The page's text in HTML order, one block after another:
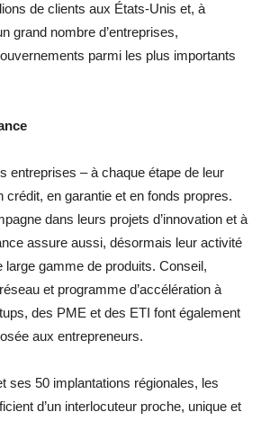
de clients aux États-Unis et, à
grand nombre d’entreprises,
parmi les plus importants
entreprises – à chaque étape de leur
crédit, en garantie et en fonds propres.
dans leurs projets d’innovation et à
assure aussi, désormais leur activité
large gamme de produits. Conseil,
et programme d’accélération à
des PME et des ETI font également
aux entrepreneurs.
ses 50 implantations régionales, les
d’un interlocuteur proche, unique et